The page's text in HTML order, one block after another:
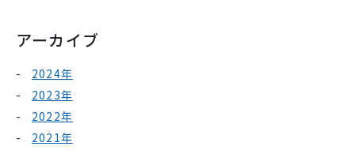
アーカイブ
2024年
2023年
2022年
2021年